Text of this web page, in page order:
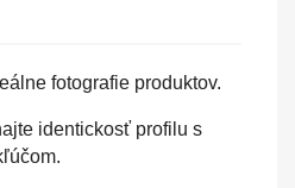
fotografie produktov.
identickosť profilu s